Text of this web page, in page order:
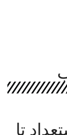
تا